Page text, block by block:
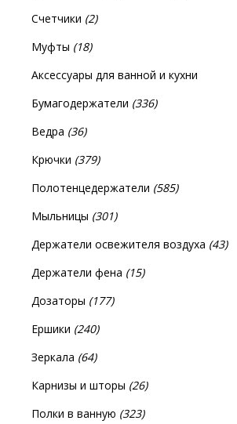
Счетчики (2)
Муфты (18)
Аксессуары для ванной и кухни
Бумагодержатели (336)
Ведра (36)
Крючки (379)
Полотенцедержатели (585)
Мыльницы (301)
Держатели освежителя воздуха (43)
Держатели фена (15)
Дозаторы (177)
Ершики (240)
Зеркала (64)
Карнизы и шторы (26)
Полки в ванную (323)